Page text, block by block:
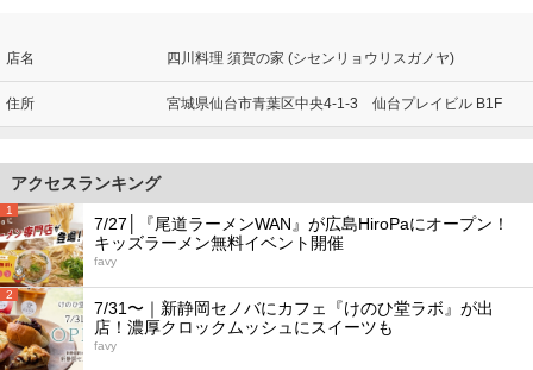
店名 四川料理 須賀の家 (シセンリョウリスガノヤ)
住所 宮城県仙台市青葉区中央4-1-3 仙台プレイビル B1F
アクセスランキング
1
7/27│『尾道ラーメンWAN』が広島HiroPaにオープン！
キッズラーメン無料イベント開催
favy
2
7/31〜｜新静岡セノバにカフェ『けのひ堂ラボ』が出
店！濃厚クロックムッシュにスイーツも
favy